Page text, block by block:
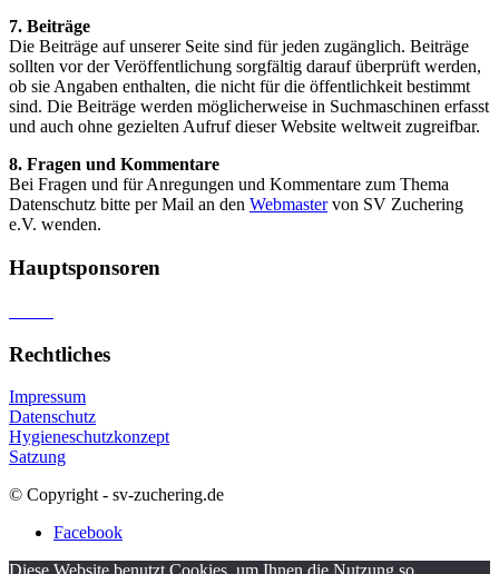
7. Beiträge
Die Beiträge auf unserer Seite sind für jeden zugänglich. Beiträge
sollten vor der Veröffentlichung sorgfältig darauf überprüft werden,
ob sie Angaben enthalten, die nicht für die öffentlichkeit bestimmt
sind. Die Beiträge werden möglicherweise in Suchmaschinen erfasst
und auch ohne gezielten Aufruf dieser Website weltweit zugreifbar.
8. Fragen und Kommentare
Bei Fragen und für Anregungen und Kommentare zum Thema
Datenschutz bitte per Mail an den Webmastervon SV Zuchering
e.V. wenden.
Hauptsponsoren
Rechtliches
Impressum
Datenschutz
Hygieneschutzkonzept
Satzung
© Copyright - sv-zuchering.de
Facebook